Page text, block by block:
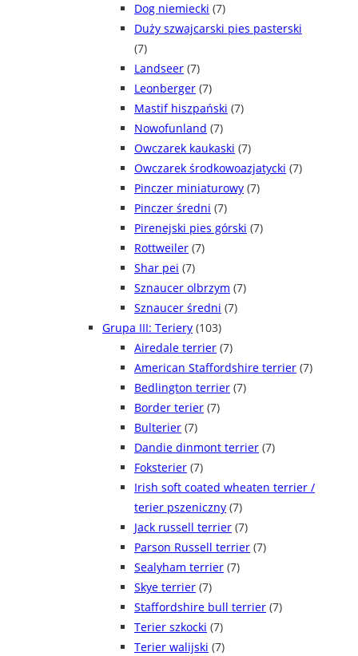
Dog niemiecki (7)
Duży szwajcarski pies pasterski
(7)
Landseer (7)
Leonberger (7)
Mastif hiszpański (7)
Nowofunland (7)
Owczarek kaukaski (7)
Owczarek środkowoazjatycki (7)
Pinczer miniaturowy (7)
Pinczer średni (7)
Pirenejski pies górski (7)
Rottweiler (7)
Shar pei (7)
Sznaucer olbrzym (7)
Sznaucer średni (7)
Grupa III: Teriery (103)
Airedale terrier (7)
American Staffordshire terrier (7)
Bedlington terrier (7)
Border terier (7)
Bulterier (7)
Dandie dinmont terrier (7)
Foksterier (7)
Irish soft coated wheaten terrier /
terier pszeniczny (7)
Jack russell terrier (7)
Parson Russell terrier (7)
Sealyham terrier (7)
Skye terrier (7)
Staffordshire bull terrier (7)
Terier szkocki (7)
Terier walijski (7)